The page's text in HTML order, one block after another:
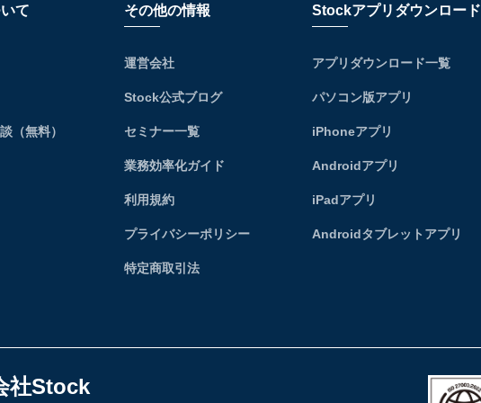
て
（無料）
その他の情報
運営会社
Stock公式ブログ
セミナー一覧
業務効率化ガイド
利用規約
プライバシーポリシー
特定商取引法
Stockアプリダウンロード
アプリダウンロード一覧
パソコン版アプリ
iPhoneアプリ
Androidアプリ
iPadアプリ
Androidタブレットアプリ
社Stock